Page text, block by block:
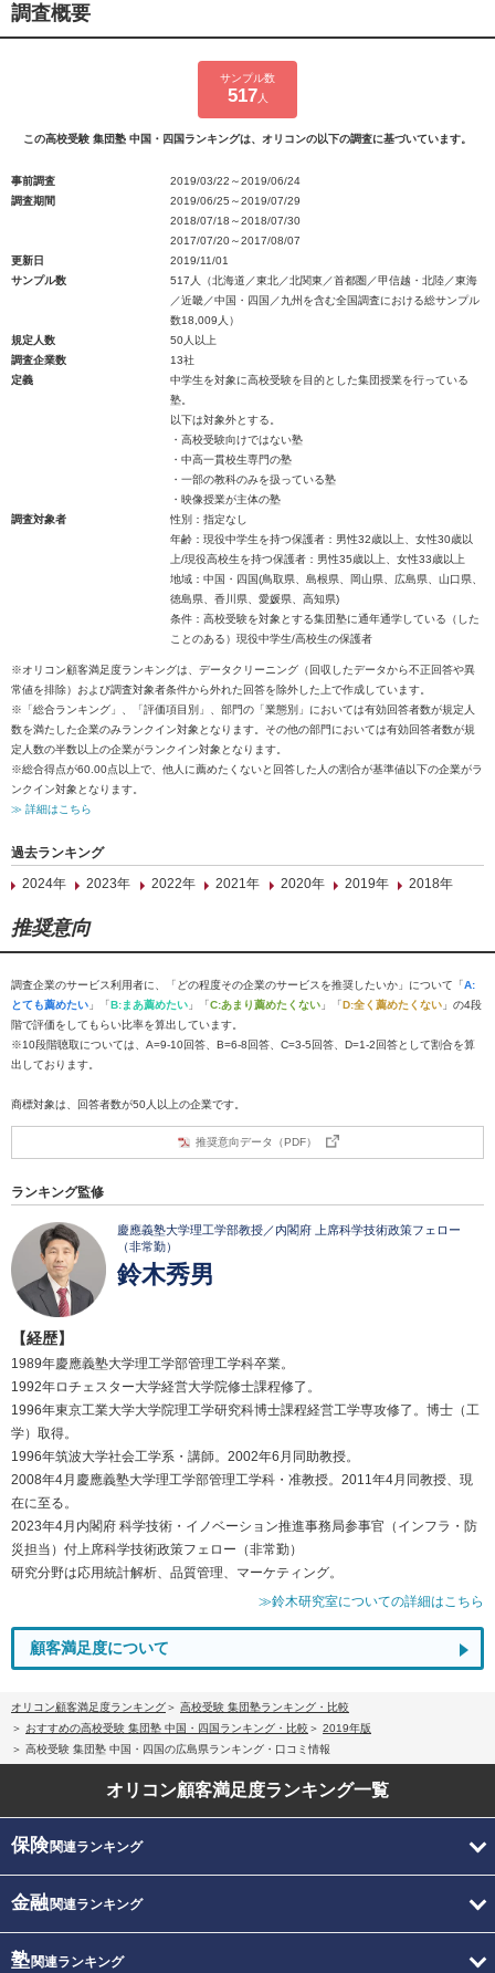
調査概要
サンプル数
517 人
この高校受験 集団塾 中国・四国ランキングは、オリコンの以下の調査に基づいています。
事前調査
2019/03/22～2019/06/24
調査期間
2019/06/25～2019/07/29
2018/07/18～2018/07/30
2017/07/20～2017/08/07
更新日
2019/11/01
サンプル数
517人（北海道／東北／北関東／首都圏／甲信越・北陸／東海
／近畿／中国・四国／九州を含む全国調査における総サンプル
数18,009人）
規定人数
50人以上
調査企業数
13社
定義
中学生を対象に高校受験を目的とした集団授業を行っている
塾。
以下は対象外とする。
・高校受験向けではない塾
・中高一貫校生専門の塾
・一部の教科のみを扱っている塾
・映像授業が主体の塾
調査対象者
性別：指定なし
年齢：現役中学生を持つ保護者：男性32歳以上、女性30歳以
上/現役高校生を持つ保護者：男性35歳以上、女性33歳以上
地域：中国・四国(鳥取県、島根県、岡山県、広島県、山口県、
徳島県、香川県、愛媛県、高知県)
条件：高校受験を対象とする集団塾に通年通学している（した
ことのある）現役中学生/高校生の保護者
※オリコン顧客満足度ランキングは、データクリーニング（回収したデータから不正回答や異
常値を排除）および調査対象者条件から外れた回答を除外した上で作成しています。
※「総合ランキング」、「評価項目別」、部門の「業態別」においては有効回答者数が規定人
数を満たした企業のみランクイン対象となります。その他の部門においては有効回答者数が規
定人数の半数以上の企業がランクイン対象となります。
※総合得点が60.00点以上で、他人に薦めたくないと回答した人の割合が基準値以下の企業がラ
ンクイン対象となります。
≫ 詳細はこちら
過去ランキング
2024年
2023年 2022年 2021年 2020年 2019年 2018年
推奨意向
調査企業のサービス利用者に、「どの程度その企業のサービスを推奨したいか」について「A:
とても薦めたい 」「B:まあ薦めたい 」「C:あまり薦めたくない 」「D:全く薦めたくない 」の4段
階で評価をしてもらい比率を算出しています。
※10段階聴取については、A=9-10回答、B=6-8回答、C=3-5回答、D=1-2回答として割合を算
出しております。
商標対象は、回答者数が50人以上の企業です。
推奨意向データ（PDF）
ランキング監修
慶應義塾大学理工学部教授／内閣府 上席科学技術政策フェロー
（非常勤）
鈴木秀男
【経歴】
1989年慶應義塾大学理工学部管理工学科卒業。
1992年ロチェスター大学経営大学院修士課程修了。
1996年東京工業大学大学院理工学研究科博士課程経営工学専攻修了。博士（工
学）取得。
1996年筑波大学社会工学系・講師。2002年6月同助教授。
2008年4月慶應義塾大学理工学部管理工学科・准教授。2011年4月同教授、現
在に至る。
2023年4月内閣府 科学技術・イノベーション推進事務局参事官（インフラ・防
災担当）付上席科学技術政策フェロー（非常勤）
研究分野は応用統計解析、品質管理、マーケティング。
≫鈴木研究室についての詳細はこちら
顧客満足度について
オリコン顧客満足度ランキング
高校受験 集団塾ランキング・比較
おすすめの高校受験 集団塾 中国・四国ランキング・比較
2019年版
高校受験 集団塾 中国・四国の広島県ランキング・口コミ情報
オリコン顧客満足度ランキング一覧
保険関連ランキング
金融関連ランキング
塾関連ランキング